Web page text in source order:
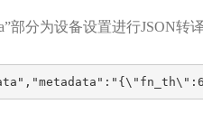
部分为设备设置进行JSON转